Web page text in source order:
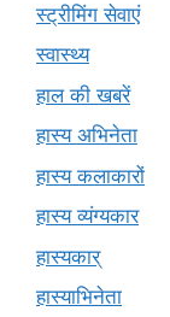
स्ट्रीमिंग सेवाएं
स्वास्थ्य
हाल की खबरें
हास्य अभिनेता
हास्य कलाकारों
हास्य व्यंग्यकार
हास्यकार्
हास्याभिनेता